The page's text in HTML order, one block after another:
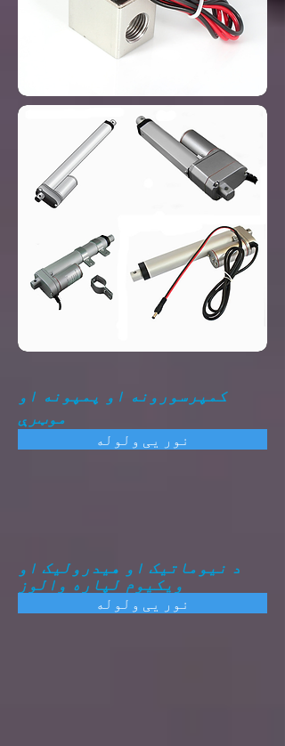
کمپرسورونه او پمپونه او
موټرې
نور یی ولوله
د نیوماتیک او هیدرولیک او
ویکیوم لپاره والوز
نور یی ولوله